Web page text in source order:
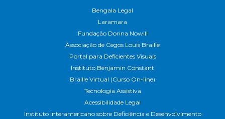
Bengala Legal
Laramara
Fundação Dorina Nowill
Associação de Cegos Louis Braille
Portal para Deficientes Visuais
Instituto Benjamin Constant
Braille Virtual (Curso On-line)
Tecnologia Assistiva
Acessibilidade Legal
Instituto Interamericano sobre Deficiência e Desenvolvimento